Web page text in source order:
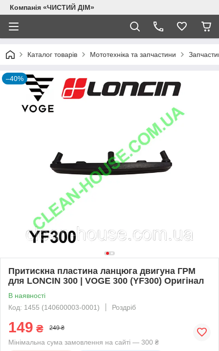
Компанія «ЧИСТИЙ ДІМ»
Каталог товарів Мототехніка та запчастини
–40%
Притискна пластина ланцюга двигуна ГРМ
для LONCIN 300 | VOGE 300 (YF300) Оригінал
В наявності
Код: 1455 (140600003-0001)
Роздріб
149 ₴ 249 ₴
Мінімальна сума замовлення на сайті — 300 ₴